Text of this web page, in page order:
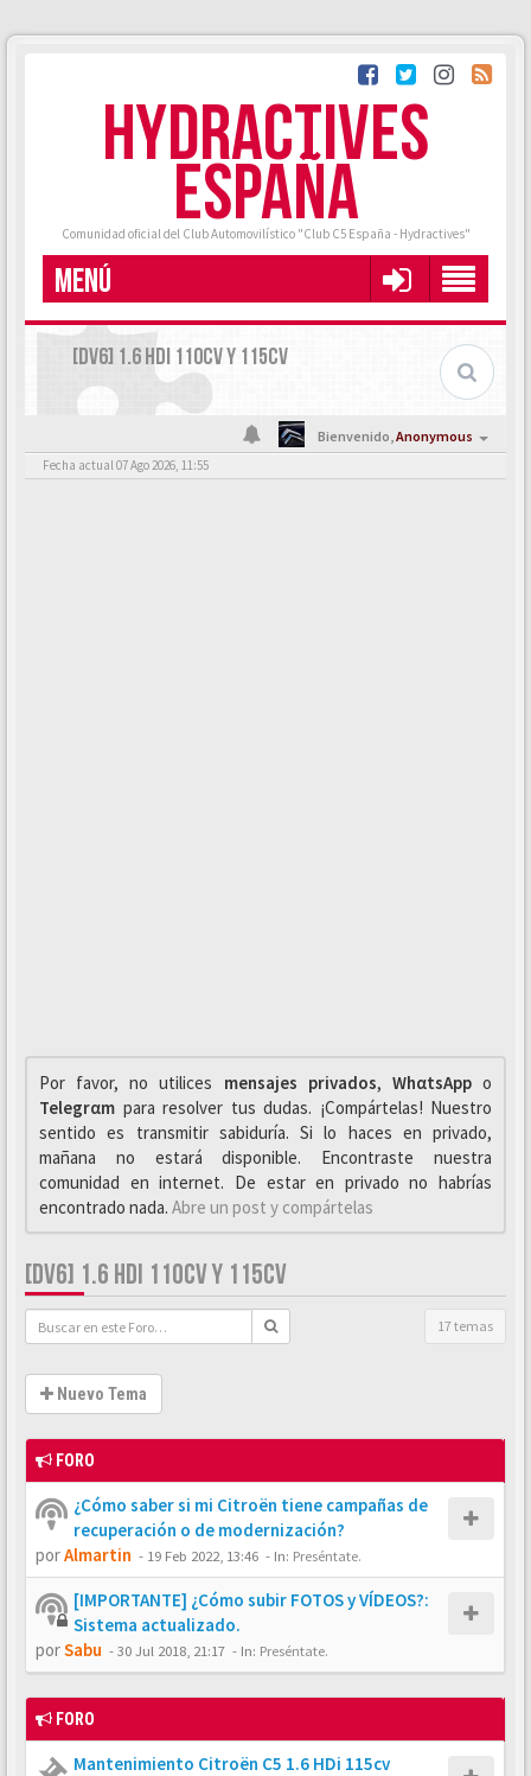
HYDRACTIVES
ESPAÑA
Comunidad oficial del Club Automovilístico "Club C5 España - Hydractives"
MENÚ
[DV6] 1.6 HDI 110CV Y 115CV
Bienvenido,Anonymous
Fecha actual 07 Ago 2026, 11:55
Por favor, no utilices mensajes privados, WhαtsAppo
Telegrαm para resolver tus dudas. ¡Compártelas! Nuestro
sentido es transmitir sabiduría. Si lo haces en privado,
mañana no estará disponible. Encontraste nuestra
comunidad en internet. De estar en privado no habrías
encontrado nada. Abre un post y compártelas
[DV6] 1.6 HDI 110CV Y 115CV
17 temas
Nuevo Tema
FORO
¿Cómo saber si mi Citroën tiene campañas de
recuperación o de modernización?
porAlmartin - 19 Feb 2022, 13:46 - In: Preséntate.
[IMPORTANTE] ¿Cómo subir FOTOS y VÍDEOS?:
Sistema actualizado.
porSabu -30 Jul 2018, 21:17 - In: Preséntate.
FORO
Mantenimiento Citroën C5 1.6 HDi 115cv